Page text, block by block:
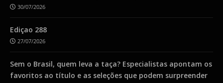
30/07/2026
Ediçao 288
27/07/2026
Sem o Brasil, quem leva a taça? Especialistas apontam os
favoritos ao título e as seleções que podem surpreender